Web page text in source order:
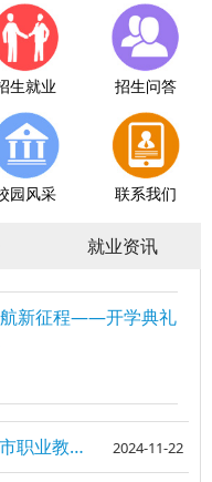
生就业 招生问答
园风采 联系我们
就业资讯
航新征程——开学典礼
聚力蕴芬芳 教研促成长——“海安市职业教育专题研讨活动”在我校成功举办 2024-11-22